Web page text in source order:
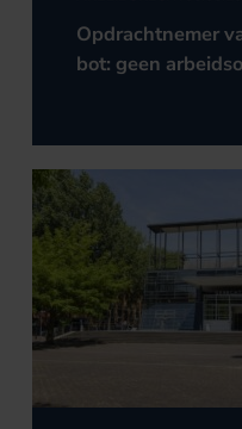
Opdrachtnemer
bot: geen